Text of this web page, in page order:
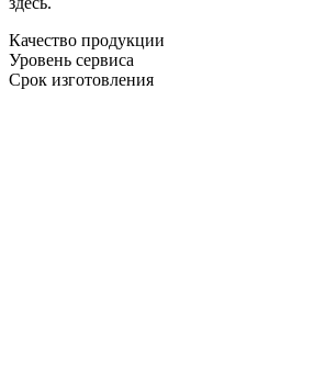
Качество продукции
Уровень сервиса
Срок изготовления